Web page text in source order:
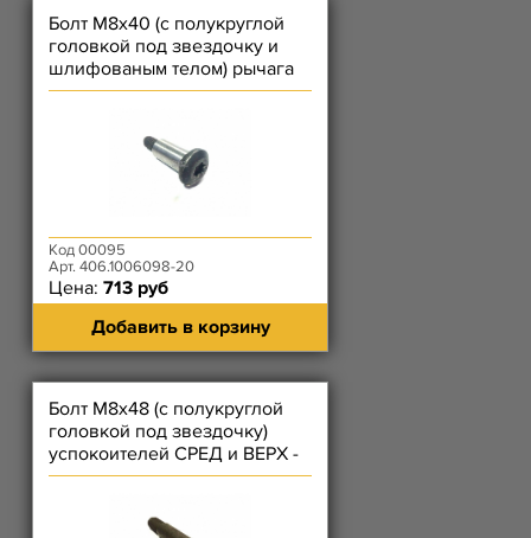
Болт М8х40 (с полукруглой
головкой под звездочку и
шлифованым телом) рычага
натяжного устройства (б
Код 00095
Арт. 406.1006098-20
Цена: 713 руб
Добавить в корзину
Болт М8х48 (с полукруглой
головкой под звездочку)
успокоителей СРЕД и ВЕРХ -
406/ СРЕД - 514